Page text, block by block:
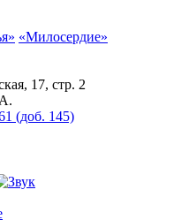
«Милосердие»
17, стр. 2
(доб. 145)